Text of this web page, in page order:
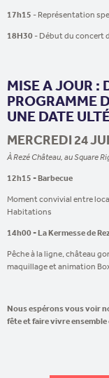
17h15 - Représentation
18H30 - Début du concert
MISE A JOUR :
PROGRAMME
UNE DATE
MERCREDI 24
À Rezé Château, au Square
12h15 - Barbecue
Moment convivial entre
Habitations
14h00 - La Kermesse de
Pêche à la ligne, château
maquillage et animation
Nous espérons vous voir
fête et faire vivre